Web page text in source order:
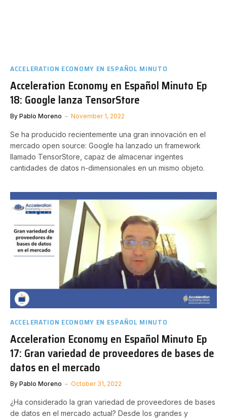
ACCELERATION ECONOMY EN ESPAÑOL MINUTO
Acceleration Economy en Español Minuto Ep
18: Google lanza TensorStore
By Pablo Moreno November 1, 2022
Se ha producido recientemente una gran innovación en el
mercado open source: Google ha lanzado un framework
llamado TensorStore, capaz de almacenar ingentes
cantidades de datos n-dimensionales en un mismo objeto.
ACCELERATION ECONOMY EN ESPAÑOL MINUTO
Acceleration Economy en Español Minuto Ep
17: Gran variedad de proveedores de bases de
datos en el mercado
By Pablo Moreno October 31, 2022
¿Ha considerado la gran variedad de proveedores de bases
de datos en el mercado actual? Desde los grandes y